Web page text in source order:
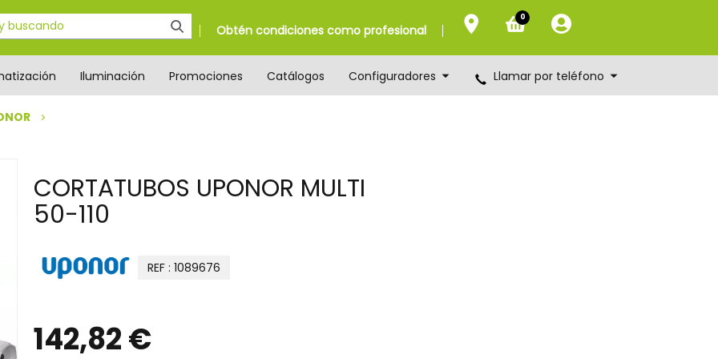
Obtén condiciones como profesional
0
Iluminación Promociones Catálogos Configuradores Llamar por teléfono
CORTATUBOS UPONOR MULTI
50-110
REF : 1089676
142,82 €